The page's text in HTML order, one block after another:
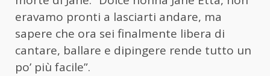
eravamo pronti a lasciarti andare, ma
sapere che ora sei finalmente libera di
cantare, ballare e dipingere rende tutto un
po’ più facile”.